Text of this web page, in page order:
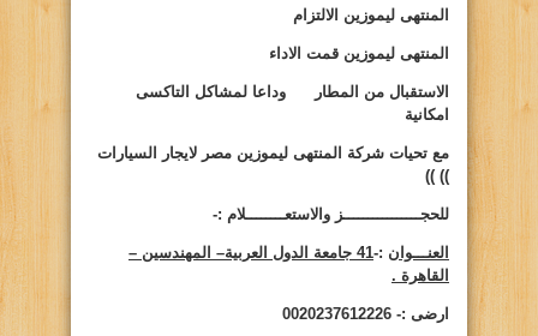
المنتهى ليموزين الالتزام
المنتهى ليموزين قمت الاداء
الاستقبال من المطار وداعا لمشاكل التاكسى
امكانية
مع تحيات شركة المنتهى ليموزين مصر لايجار السيارات
))
))
للحجــــــــــــــــز والاستعــــــــلام :-
العنـــوان :-
41 جامعة الدول العربية– المهندسين –
القاهرة .
ارضى :- 0020237612226